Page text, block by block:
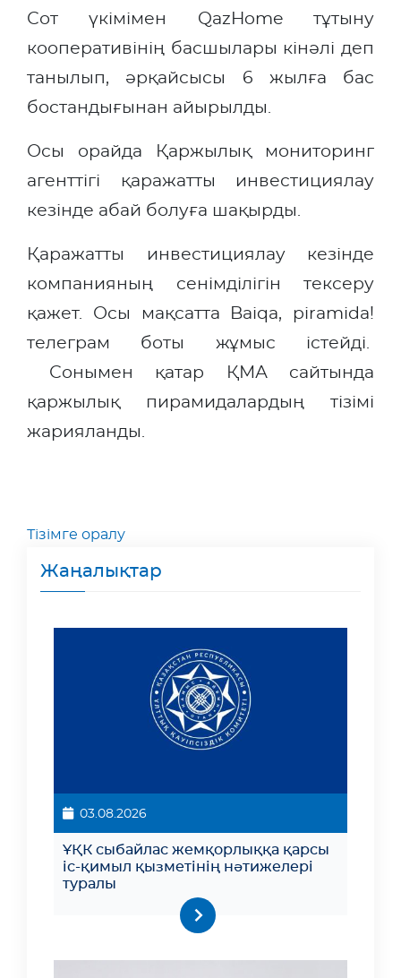
Жаңалықтар
03.08.2026
ҰҚК сыбайлас жемқорлыққа қарсы
іс-қимыл қызметінің нәтижелері
туралы
Сот үкімімен QazHome тұтыну
кооперативінің басшылары кінәлі деп
танылып, әрқайсысы 6 жылға бас
бостандығынан айырылды.
Осы орайда Қаржылық мониторинг
агенттігі қаражатты инвестициялау
кезінде абай болуға шақырды.
Қаражатты инвестициялау кезінде
компанияның сенімділігін тексеру
қажет. Осы мақсатта Baiqa, piramida!
телеграм боты жұмыс істейді.
Сонымен қатар ҚМА сайтында
қаржылық пирамидалардың тізімі
жарияланды.
Тізімге оралу